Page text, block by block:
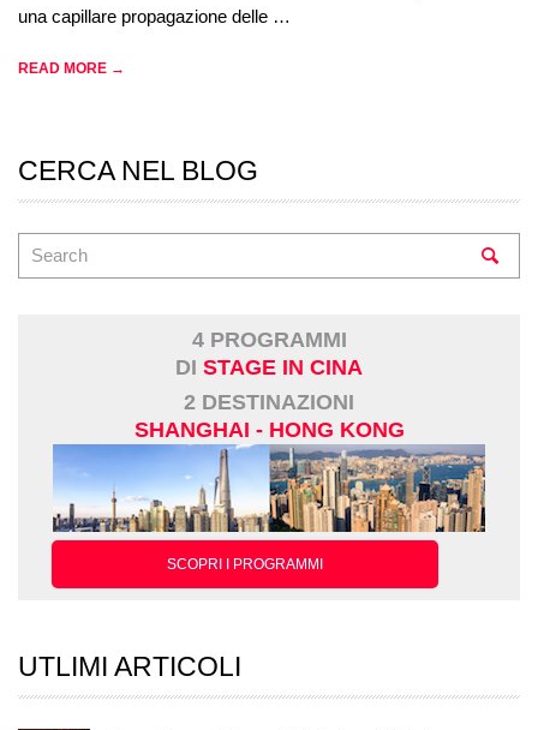
una capillare propagazione delle …
READ MORE →
CERCA NEL BLOG
4 PROGRAMMI
DI STAGE IN CINA
2 DESTINAZIONI
SHANGHAI - HONG KONG
SCOPRI I PROGRAMMI
UTLIMI ARTICOLI